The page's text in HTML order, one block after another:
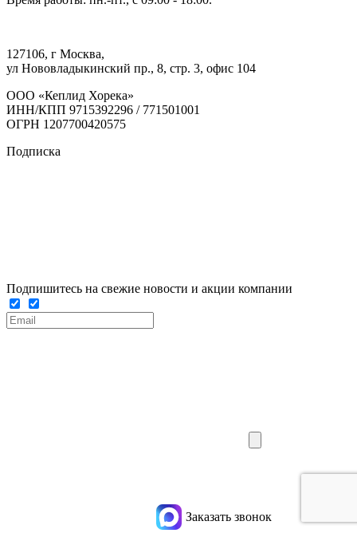
127106, г Москва,
ул Нововладыкинский пр., 8, стр. 3, офис 104
ООО «Кеплид Хорека»
ИНН/КПП 9715392296 / 771501001
ОГРН 1207700420575
Подписка
Подпишитесь на свежие новости и акции компании
Заказать звонок